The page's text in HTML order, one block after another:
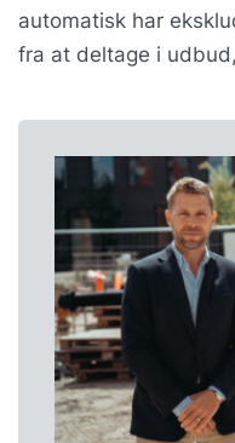
automatisk har
fra at deltage i